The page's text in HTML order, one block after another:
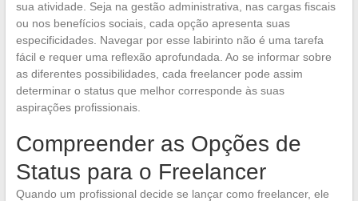
sua atividade. Seja na gestão administrativa, nas cargas fiscais
ou nos benefícios sociais, cada opção apresenta suas
especificidades. Navegar por esse labirinto não é uma tarefa
fácil e requer uma reflexão aprofundada. Ao se informar sobre
as diferentes possibilidades, cada freelancer pode assim
determinar o status que melhor corresponde às suas
aspirações profissionais.
Compreender as Opções de
Status para o Freelancer
Quando um profissional decide se lançar como freelancer, ele